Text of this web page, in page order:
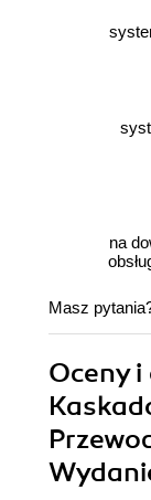
na
Masz
Oceny